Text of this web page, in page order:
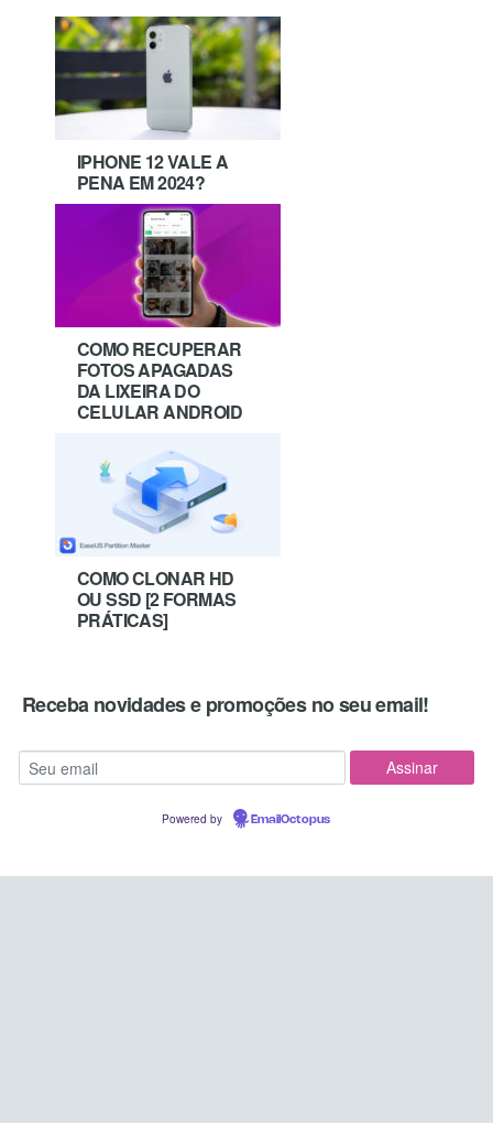
IPHONE 12 VALE A
PENA EM 2024?
COMO RECUPERAR
FOTOS APAGADAS
DA LIXEIRA DO
CELULAR ANDROID
COMO CLONAR HD
OU SSD [2 FORMAS
PRÁTICAS]
Receba novidades e promoções no seu email!
Powered by EmailOctopus